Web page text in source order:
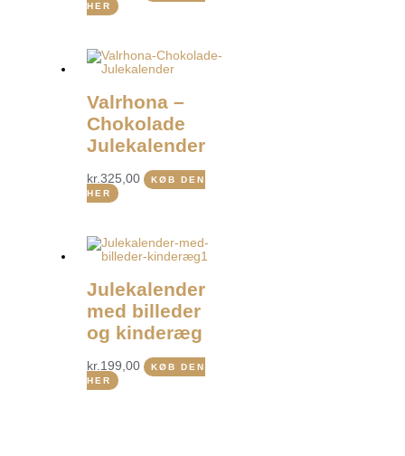
HER
Valrhona –
Chokolade
Julekalender
kr.325,00
KØB DEN
HER
Julekalender
med billeder
og kinderæg
kr.199,00
KØB DEN
HER